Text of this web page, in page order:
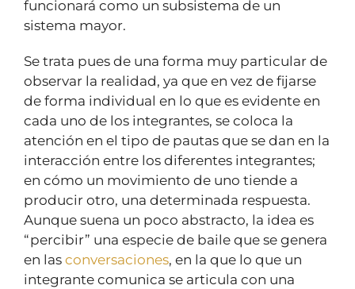
funcionará como un subsistema de un
sistema mayor.
Se trata pues de una forma muy particular de
observar la realidad, ya que en vez de fijarse
de forma individual en lo que es evidente en
cada uno de los integrantes, se coloca la
atención en el tipo de pautas que se dan en la
interacción entre los diferentes integrantes;
en cómo un movimiento de uno tiende a
producir otro, una determinada respuesta.
Aunque suena un poco abstracto, la idea es
“percibir” una especie de baile que se genera
en las conversaciones, en la que lo que un
integrante comunica se articula con una